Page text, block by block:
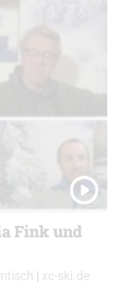
Fink und
| xc-ski.de